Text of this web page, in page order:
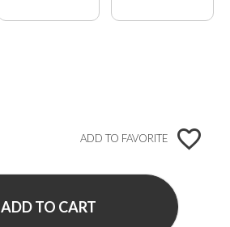
ADD TO FAVORITE
ADD TO CART